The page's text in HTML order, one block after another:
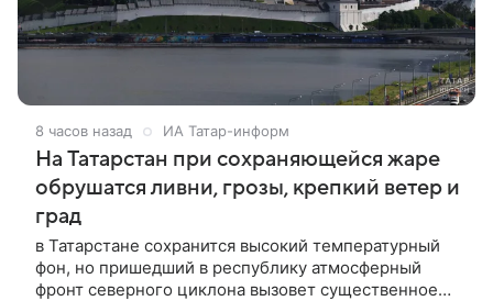
8 часов назад ИА Татар-информ
На Татарстан при сохраняющейся жаре
обрушатся ливни, грозы, крепкий ветер и
град
в Татарстане сохранится высокий температурный
фон, но пришедший в республику атмосферный
фронт северного циклона вызовет существенное